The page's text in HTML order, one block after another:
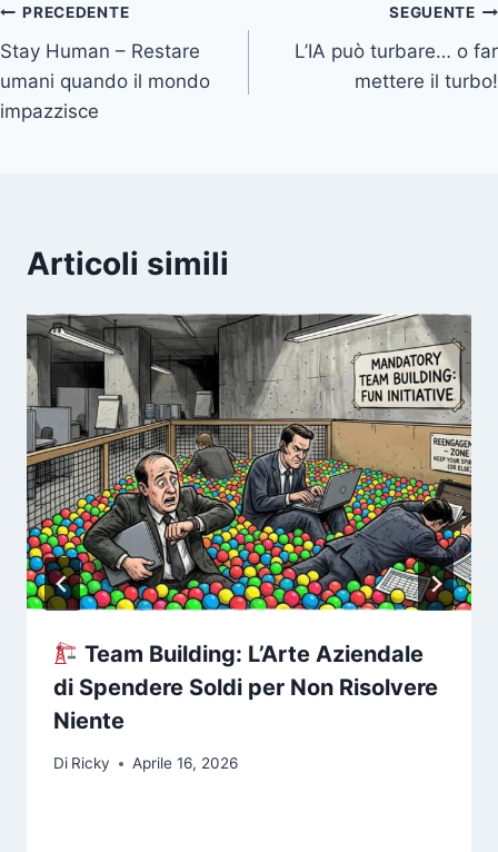
Navigazione
articoli
PRECEDENTE
Stay Human – Restare
umani quando il mondo
impazzisce
SEGUENTE
L’IA può turbare… o far
mettere il turbo!
Articoli simili
Team Building: L’Arte Aziendale
di Spendere Soldi per Non Risolvere
Niente
Di Ricky Aprile 16, 2026